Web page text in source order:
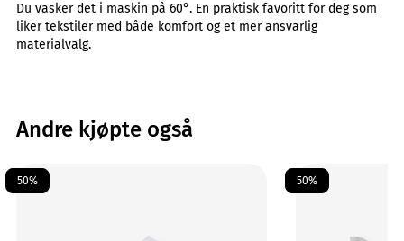
Du vasker det i maskin på 60°. En praktisk favoritt for deg som
liker tekstiler med både komfort og et mer ansvarlig
materialvalg.
Andre kjøpte også
50% 50%